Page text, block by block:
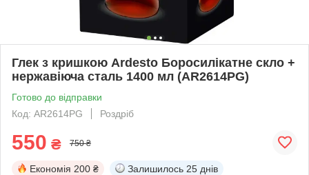
Глек з кришкою Ardesto Боросилікатне скло +
нержавіюча сталь 1400 мл (AR2614PG)
Готово до відправки
Код: AR2614PG
Роздріб
550 ₴ 750 ₴
Економія 200 ₴ Залишилось 25 днів